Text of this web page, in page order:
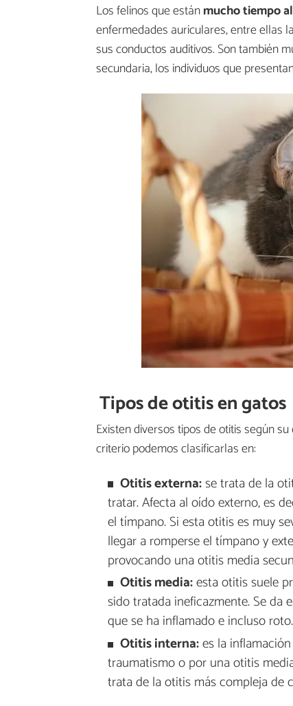
Los felinos que estánmucho tiempo
enfermedades auriculares, entre ellas
sus conductos auditivos. Son también
secundaria, los individuos que
Tipos de otitis en gatos
Existen diversos tipos de otitis según
criterio podemos clasificarlas en:
Otitis externa:se trata de la
tratar. Afecta al oído externo, es
el tímpano. Si esta otitis es muy
llegar a romperse el tímpano y
provocando una otitis media
Otitis media:esta otitis suele
sido tratada ineficazmente. Se da
que se ha inflamado e incluso roto.
Otitis interna:es la
traumatismo o por una otitis
trata de la otitis más compleja de